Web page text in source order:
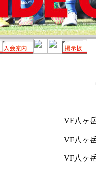
VF八ヶ
VF八ヶ
VF八ヶ